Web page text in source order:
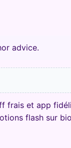
advice.
et app
flash sur